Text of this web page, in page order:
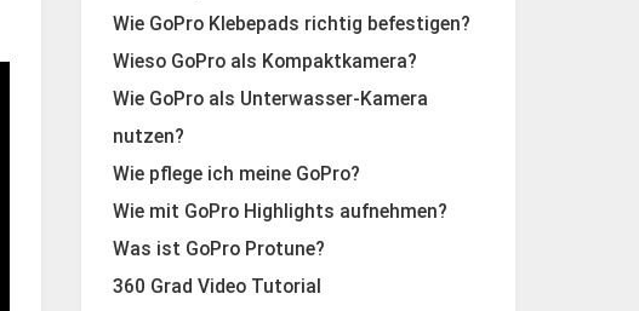
Wie GoPro Klebepads richtig befestigen?
Wieso GoPro als Kompaktkamera?
Wie GoPro als Unterwasser-Kamera
nutzen?
Wie pflege ich meine GoPro?
Wie mit GoPro Highlights aufnehmen?
Was ist GoPro Protune?
360 Grad Video Tutorial